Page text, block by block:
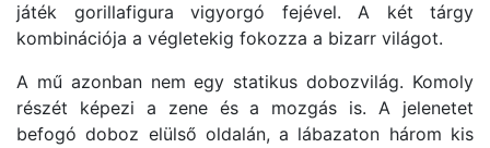
játék gorillafigura vigyorgó fejével. A két tárgy
kombinációja a végletekig fokozza a bizarr világot.
A mű azonban nem egy statikus dobozvilág. Komoly
részét képezi a zene és a mozgás is. A jelenetet
befogó doboz elülső oldalán, a lábazaton három kis